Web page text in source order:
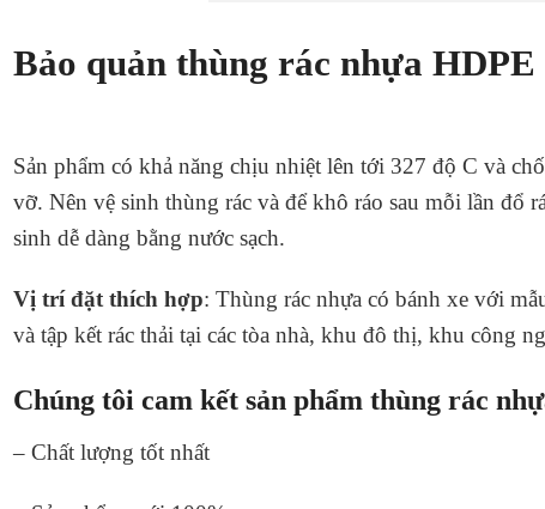
Bảo quản thùng rác nhựa
Sản phẩm có khả năng chịu nhiệt lên tới 327 độ C và
vỡ. Nên vệ sinh thùng rác và để khô ráo sau mỗi lần đổ
sinh dễ dàng bằng nước sạch.
Vị trí đặt thích hợp: Thùng rác nhựa có bánh xe với
và tập kết rác thải tại các tòa nhà, khu đô thị, khu công
Chúng tôi cam kết sản phẩm thùng rác
– Chất lượng tốt nhất